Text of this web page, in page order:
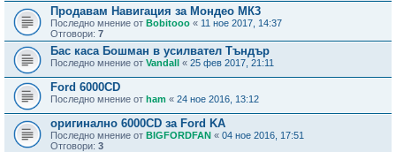
Продавам Навигация за Мондео МК3
Последно мнение от Bobitooo « 11 ное 2017, 14:37
Отговори: 7
Бас каса Бошман в усилвател Тъндър
Последно мнение от Vandall « 25 фев 2017, 21:11
Ford 6000CD
Последно мнение от ham « 24 ное 2016, 13:12
оригинално 6000CD за Ford KA
Последно мнение от BIGFORDFAN « 04 ное 2016, 17:51
Отговори: 3